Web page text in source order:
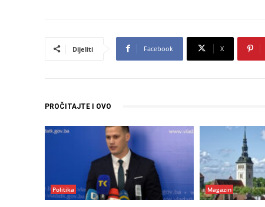
Dijeliti Facebook X
PROČITAJTE I OVO
Politika Magazin